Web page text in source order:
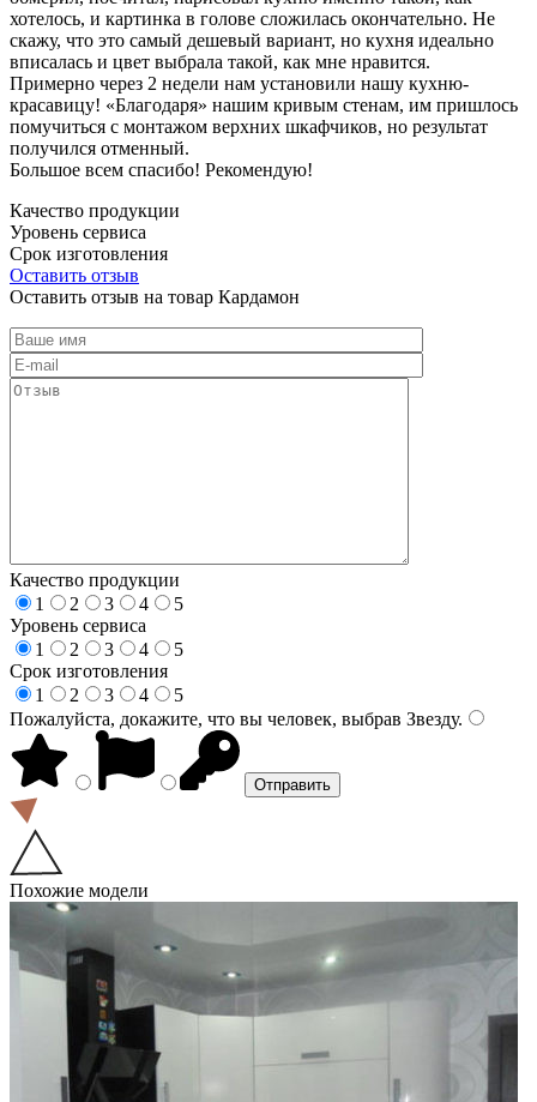
хотелось, и картинка в голове сложилась окончательно. Не
скажу, что это самый дешевый вариант, но кухня идеально
вписалась и цвет выбрала такой, как мне нравится.
Примерно через 2 недели нам установили нашу кухню-
красавицу! «Благодаря» нашим кривым стенам, им пришлось
помучиться с монтажом верхних шкафчиков, но результат
получился отменный.
Большое всем спасибо! Рекомендую!
Качество продукции
Уровень сервиса
Срок изготовления
Оставить отзыв
Оставить отзыв на товар Кардамон
Качество продукции
1
2 3 4
5
Уровень сервиса
1
2 3 4
5
Срок изготовления
1
2 3 4
5
Пожалуйста, докажите, что вы человек, выбрав Звезду.
Похожие модели